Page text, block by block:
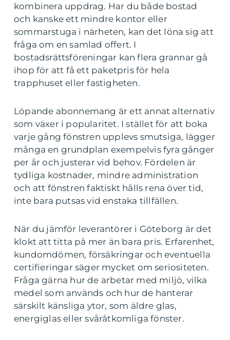
kombinera uppdrag. Har du både bostad
och kanske ett mindre kontor eller
sommarstuga i närheten, kan det löna sig att
fråga om en samlad offert. I
bostadsrättsföreningar kan flera grannar gå
ihop för att få ett paketpris för hela
trapphuset eller fastigheten.
Löpande abonnemang är ett annat alternativ
som växer i popularitet. I stället för att boka
varje gång fönstren upplevs smutsiga, lägger
många en grundplan exempelvis fyra gånger
per år och justerar vid behov. Fördelen är
tydliga kostnader, mindre administration
och att fönstren faktiskt hålls rena över tid,
inte bara putsas vid enstaka tillfällen.
När du jämför leverantörer i Göteborg är det
klokt att titta på mer än bara pris. Erfarenhet,
kundomdömen, försäkringar och eventuella
certifieringar säger mycket om seriositeten.
Fråga gärna hur de arbetar med miljö, vilka
medel som används och hur de hanterar
särskilt känsliga ytor, som äldre glas,
energiglas eller svåråtkomliga fönster.